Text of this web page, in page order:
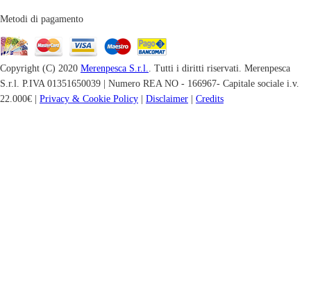
Metodi di pagamento
Copyright (C) 2020 Merenpesca S.r.l.
. Tutti i diritti riservati. Merenpesca
S.r.l. P.IVA 01351650039 | Numero REA NO - 166967- Capitale sociale i.v.
22.000€ | Privacy & Cookie Policy Disclaimer Credits